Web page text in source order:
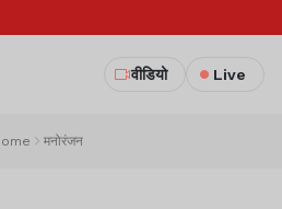
वीडियो Live
मनोरंजन